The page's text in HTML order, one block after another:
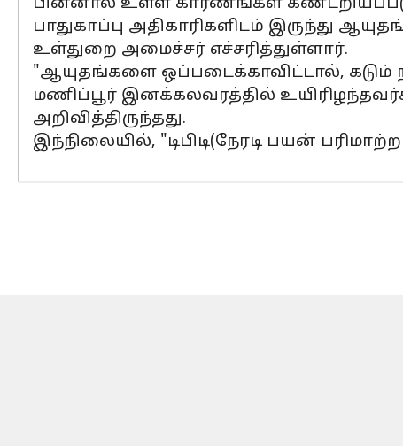
பாதுகாப்பு அதிகாரிகளிடம் இருந்து
உள்துறை அமைச்சர் எச்சரித்துள்ளார்.
"ஆயுதங்களை ஒப்படைக்காவிட்டால், கடும்
மணிப்பூர் இனக்கலவரத்தில்
அறிவித்திருந்தது.
இந்நிலையில், "டிபிடி(நேரடி பயன்